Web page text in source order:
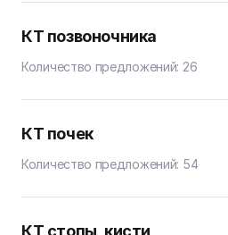
КТ позвоночника
Количество предложений: 26
КТ почек
Количество предложений: 54
КТ стопы, кисти